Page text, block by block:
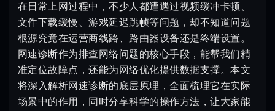
在日常上网过程中，不少人都遭遇过视频缓冲卡顿、
文件下载缓慢、游戏延迟跳帧等问题，却不知道问题
根源究竟在运营商线路、路由器设备还是终端设置。
网速诊断作为排查网络问题的核心手段，能帮我们精
准定位故障点，还能为网络优化提供数据支撑。本文
将深入解析网速诊断的底层原理，全面梳理它在实际
场景中的作用，同时分享科学的操作方法，让大家能